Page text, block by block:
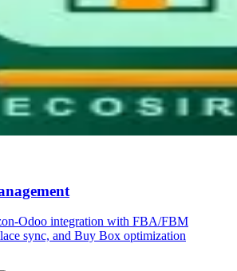
Odoo integration with FBA/FBM
sync, and Buy Box optimization